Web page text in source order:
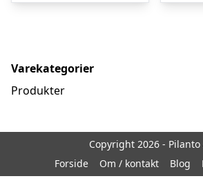
Varekategorier
Produkter
Copyright 2026 - Pilanto
Forside
Om / kontakt Blog